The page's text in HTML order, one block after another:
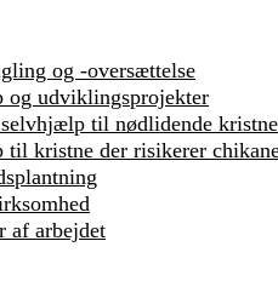
og -oversættelse
og udviklingsprojekter
til nødlidende kristne
kristne der risikerer
af arbejdet